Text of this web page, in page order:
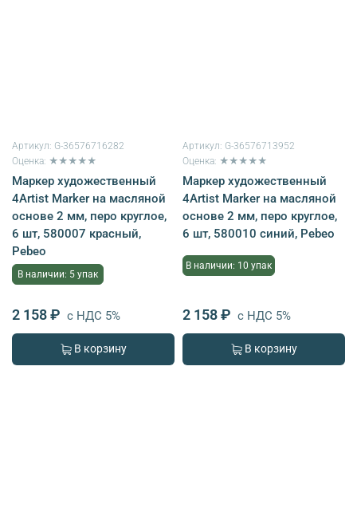
Артикул: G-36576716282
Оценка: ★★★★★
Маркер художественный
4Artist Marker на масляной
основе 2 мм, перо круглое,
6 шт, 580007 красный,
Pebeo
В наличии: 5 упак
2 158 ₽ с НДС 5%
В корзину
Артикул: G-36576713952
Оценка: ★★★★★
Маркер художественный
4Artist Marker на масляной
основе 2 мм, перо круглое,
6 шт, 580010 синий, Pebeo
В наличии: 10 упак
2 158 ₽ с НДС 5%
В корзину